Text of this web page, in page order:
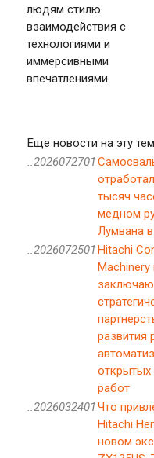
людям стилю
взаимодействия с
технологиями и
иммерсивными
впечатлениями.
Еще новости на эту
..2026072701
тысяч
медном
Лумвана
..2026072501 Hitachi
развития
открытых
работ
..2026032401 Что
Hitachi
новом